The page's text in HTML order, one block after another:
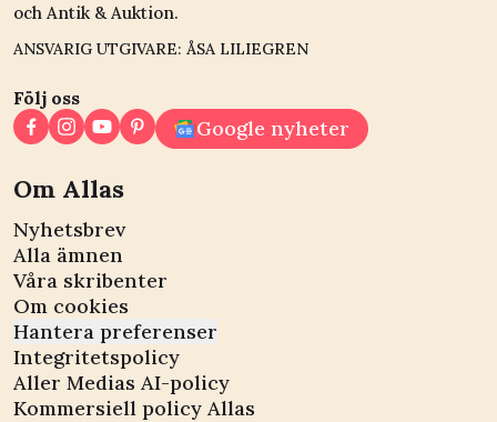
och Antik & Auktion.
ANSVARIG UTGIVARE: ÅSA LILIEGREN
Följ oss
Google nyheter
Om Allas
Nyhetsbrev
Alla ämnen
Våra skribenter
Om cookies
Hantera preferenser
Integritetspolicy
Aller Medias AI-policy
Kommersiell policy Allas